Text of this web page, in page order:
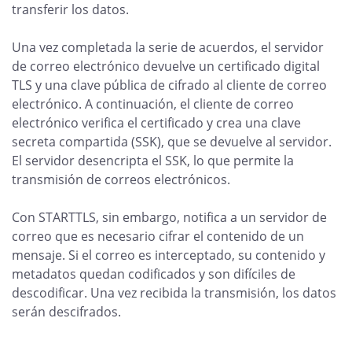
transferir los datos.
Una vez completada la serie de acuerdos, el servidor
de correo electrónico devuelve un certificado digital
TLS y una clave pública de cifrado al cliente de correo
electrónico. A continuación, el cliente de correo
electrónico verifica el certificado y crea una clave
secreta compartida (SSK), que se devuelve al servidor.
El servidor desencripta el SSK, lo que permite la
transmisión de correos electrónicos.
Con STARTTLS, sin embargo, notifica a un servidor de
correo que es necesario cifrar el contenido de un
mensaje. Si el correo es interceptado, su contenido y
metadatos quedan codificados y son difíciles de
descodificar. Una vez recibida la transmisión, los datos
serán descifrados.